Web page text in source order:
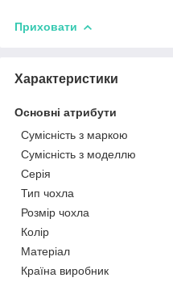
Приховати
Характеристики
Основні атрибути
Сумісність з маркою
Сумісність з моделлю
Серія
Тип чохла
Розмір чохла
Колір
Матеріал
Країна виробник